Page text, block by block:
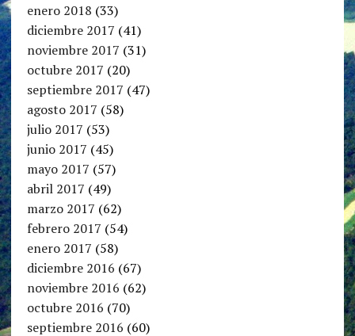
enero 2018 (33)
diciembre 2017 (41)
noviembre 2017 (31)
octubre 2017 (20)
septiembre 2017 (47)
agosto 2017 (58)
julio 2017 (53)
junio 2017 (45)
mayo 2017 (57)
abril 2017 (49)
marzo 2017 (62)
febrero 2017 (54)
enero 2017 (58)
diciembre 2016 (67)
noviembre 2016 (62)
octubre 2016 (70)
septiembre 2016 (60)